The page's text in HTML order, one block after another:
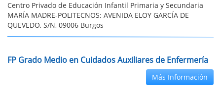
Centro Privado de Educación Infantil Primaria y Secundaria
MARÍA MADRE-POLITECNOS: AVENIDA ELOY GARCÍA DE
QUEVEDO, S/N, 09006 Burgos
FP Grado Medio en Cuidados Auxiliares de Enfermería
Más Información